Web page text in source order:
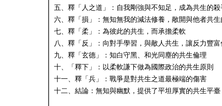
五、釋「人之道」：自我剛強與不知足，成為共生的殺
六、釋「損」：無知無我的減法修養，敞開與他者共
七、釋「柔」：為彼此的共生，而承擔柔軟
八、釋「反」：向對手學習，與敵人共生，讓反力豐富
九、釋「玄德」：知白守黑、和光同塵的共生倫理
十、「釋下」：以柔軟謙下做為國際政治的共生原則
十一、釋「兵」：戰爭是對共生之道最極端的傷害
十二、結論：無知與幽默，提供了平坦厚實的共生平臺